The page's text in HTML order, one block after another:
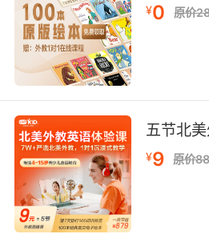
少儿英语培训哪家好少儿
点看学校的教学环境，这
的，学校的教学环境对孩
的，周围环境一定要安静并
舒适，教学设备也要齐全、
这样孩子在学校学习英语也
¥0 原价
五节北
¥9 原价